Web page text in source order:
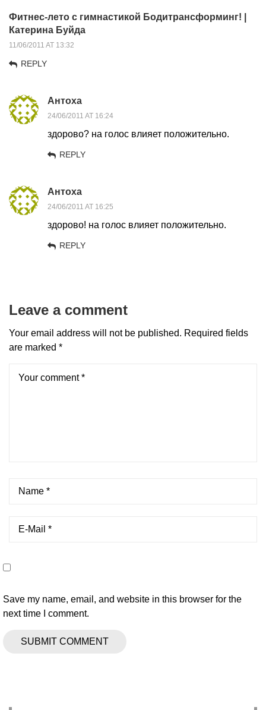
Фитнес-лето с гимнастикой Бодитрансформинг! |
Катерина Буйда
11/06/2011 AT 13:32
REPLY
Антоха
24/06/2011 AT 16:24
здорово? на голос влияет положительно.
REPLY
Антоха
24/06/2011 AT 16:25
здорово! на голос влияет положительно.
REPLY
Leave a comment
Your email address will not be published. Required fields
are marked *
Save my name, email, and website in this browser for the
next time I comment.